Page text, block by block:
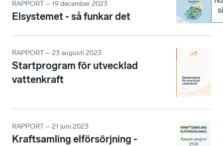
RAPPORT – 19 december 2023
Elsystemet - så funkar det
RAPPORT – 23 augusti 2023
Startprogram för utvecklad
vattenkraft
RAPPORT – 21 juni 2023
Kraftsamling elförsörjning -